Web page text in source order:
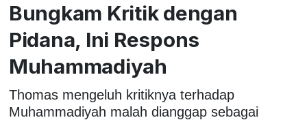
Bungkam Kritik dengan
Pidana, Ini Respons
Muhammadiyah
Thomas mengeluh kritiknya terhadap
Muhammadiyah malah dianggap sebagai